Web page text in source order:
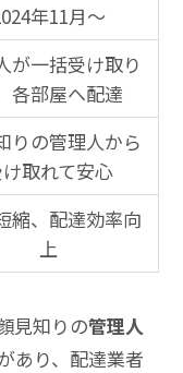
年11月〜
が一括受け取り
各部屋へ配達
りの管理人から
取れて安心
縮、配達効率向
上
見知りの管理人
あり、配達業者